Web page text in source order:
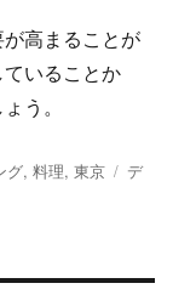
高まることが
いることか
う。
グ,料理,東京
タ
デ